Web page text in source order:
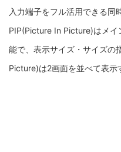
入力端子をフル活用できる同
PIP(Picture In Picture)はメイ
能で、表示サイズ・サイズの
Picture)は2画面を並べて表示